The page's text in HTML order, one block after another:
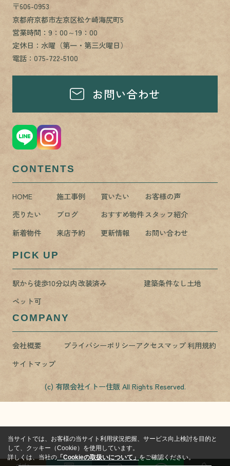
〒606-0953
京都府京都市左京区松ケ崎海尻町5
営業時間：9：00～19：00
定休日：水曜（第一・第三火曜日）
電話：075-722-5100
お問い合わせ
CONTENTS
HOME 施工事例 買いたい
お客様の声
売りたい
ブログ おすすめ物件スタッフ紹介
新着物件
来店予約 更新情報 お問い合わせ
PICK UP
駅から徒歩10分以内改装済み
建築条件なし土地
ペット可
COMPANY
会社概要 プライバシーポリシーアクセスマップ利用規約
サイトマップ
(c) 有限会社イトー住販 All Rights Reserved.
当サイトでは、お客様の当サイト利用状況把握、サービス向上検討を目的と
して、クッキー（Cookie）を使用しています。
詳しくは、当社の「Cookieの取扱いについて」をご確認ください。